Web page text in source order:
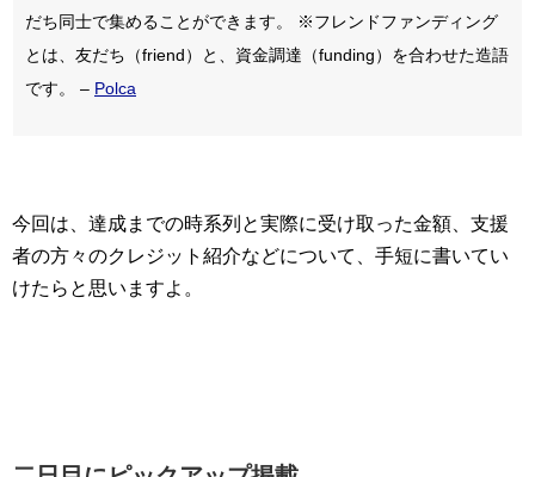
だち同士で集めることができます。 ※フレンドファンディング
とは、友だち（friend）と、資金調達（funding）を合わせた造語
です。 – Polca
今回は、達成までの時系列と実際に受け取った金額、支援
者の方々のクレジット紹介などについて、手短に書いてい
けたらと思いますよ。